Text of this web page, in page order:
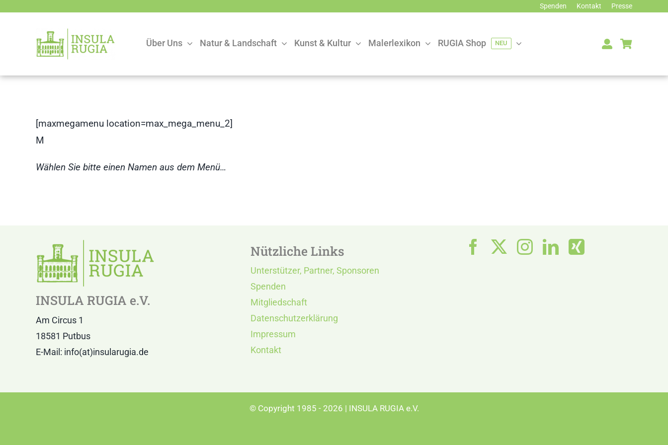
springen
Spenden Kontakt Presse
Über Uns Natur & Landschaft Kunst & Kultur Malerlexikon RUGIA Shop NEU
[maxmegamenu location=max_mega_menu_2]
M
Wählen Sie bitte einen Namen aus dem Menü…
INSULA RUGIA e.V.
Am Circus 1
18581 Putbus
E-Mail: info(at)insularugia.de
Nützliche Links
Unterstützer, Partner, Sponsoren
Spenden
Mitgliedschaft
Datenschutzerklärung
Impressum
Kontakt
© Copyright 1985 - 2026 | INSULA RUGIA e.V.